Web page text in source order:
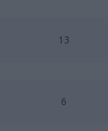
13
6